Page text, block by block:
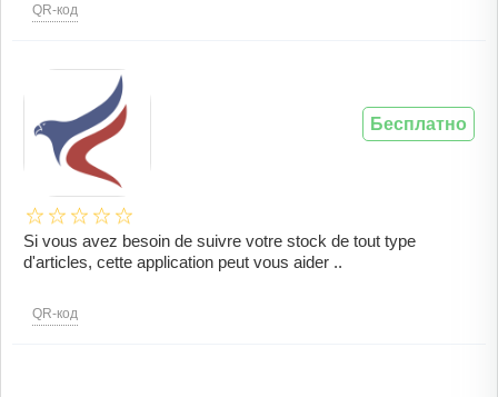
QR-код
Si vous avez besoin de suivre votre stock de tout type
d'articles, cette application peut vous aider ..
QR-код
Бесплатно